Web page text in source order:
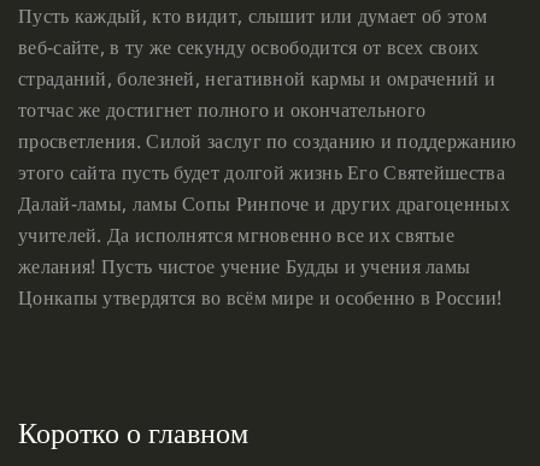
Пусть каждый, кто видит, слышит или думает об этом
веб-сайте, в ту же секунду освободится от всех своих
страданий, болезней, негативной кармы и омрачений и
тотчас же достигнет полного и окончательного
просветления. Силой заслуг по созданию и поддержанию
этого сайта пусть будет долгой жизнь Его Святейшества
Далай-ламы, ламы Сопы Ринпоче и других драгоценных
учителей. Да исполнятся мгновенно все их святые
желания! Пусть чистое учение Будды и учения ламы
Цонкапы утвердятся во всём мире и особенно в России!
Коротко о главном